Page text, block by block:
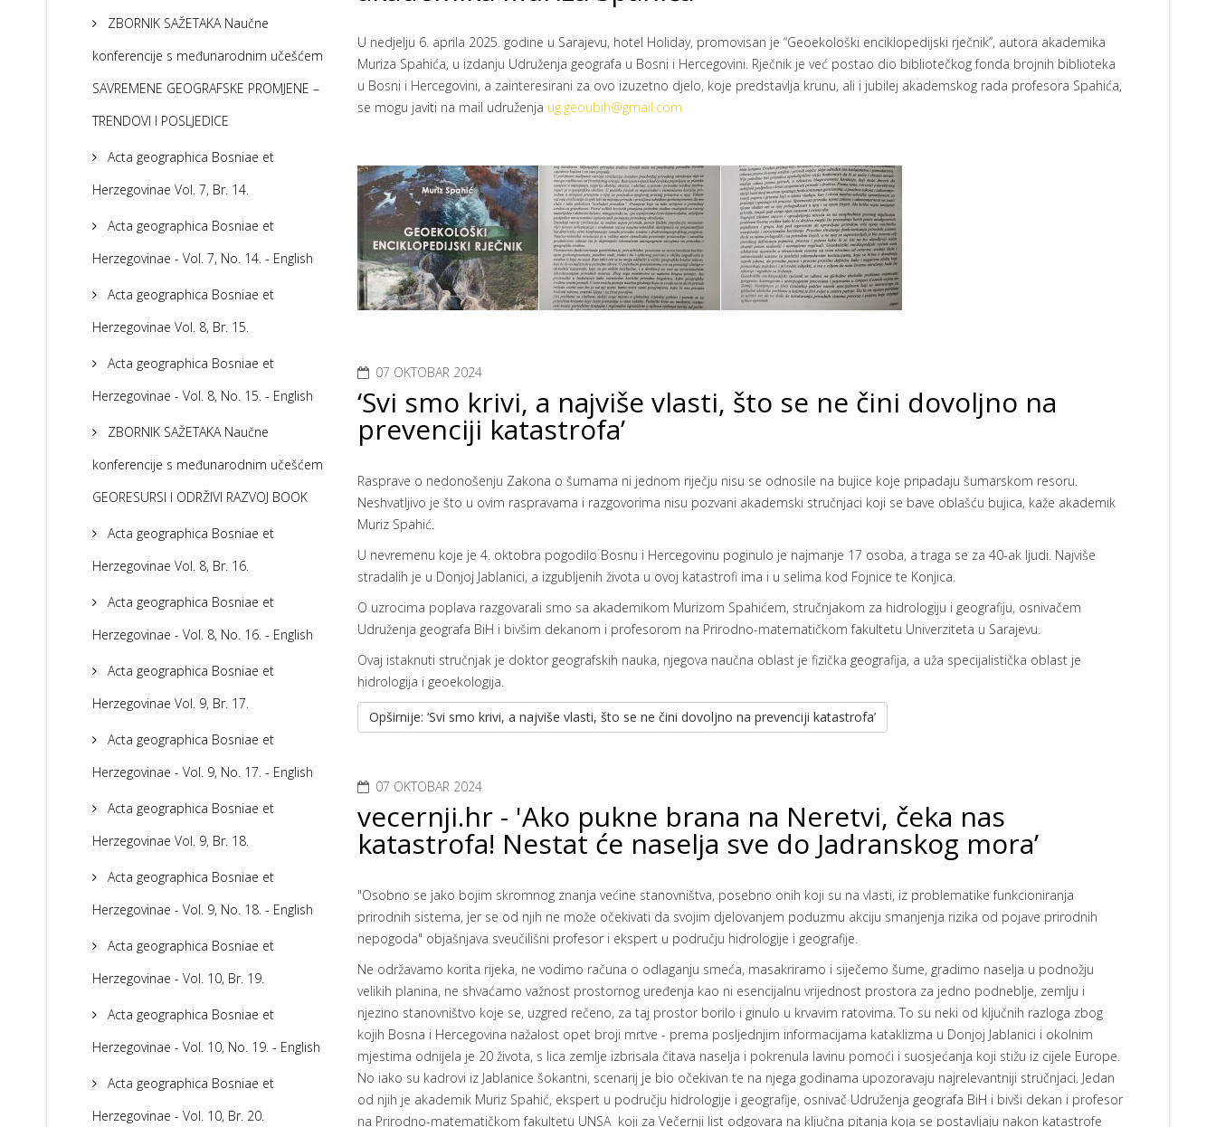
ZBORNIK SAŽETAKA Naučne
konferencije s međunarodnim učešćem
SAVREMENE GEOGRAFSKE PROMJENE –
TRENDOVI I POSLJEDICE
Acta geographica Bosniae et
Herzegovinae Vol. 7, Br. 14.
Acta geographica Bosniae et
Herzegovinae - Vol. 7, No. 14. - English
Acta geographica Bosniae et
Herzegovinae Vol. 8, Br. 15.
Acta geographica Bosniae et
Herzegovinae - Vol. 8, No. 15. - English
ZBORNIK SAŽETAKA Naučne
konferencije s međunarodnim učešćem
GEORESURSI I ODRŽIVI RAZVOJ BOOK
Acta geographica Bosniae et
Herzegovinae Vol. 8, Br. 16.
Acta geographica Bosniae et
Herzegovinae - Vol. 8, No. 16. - English
Acta geographica Bosniae et
Herzegovinae Vol. 9, Br. 17.
Acta geographica Bosniae et
Herzegovinae - Vol. 9, No. 17. - English
Acta geographica Bosniae et
Herzegovinae Vol. 9, Br. 18.
Acta geographica Bosniae et
Herzegovinae - Vol. 9, No. 18. - English
Acta geographica Bosniae et
Herzegovinae - Vol. 10, Br. 19.
Acta geographica Bosniae et
Herzegovinae - Vol. 10, No. 19. - English
Acta geographica Bosniae et
Herzegovinae - Vol. 10, Br. 20.
U nedjelju 6. aprila 2025. godine u Sarajevu, hotel Holiday, promovisan je “Geoekološki enciklopedijski rječnik”, autora akademika
Muriza Spahića, u izdanju Udruženja geografa u Bosni i Hercegovini. Rječnik je već postao dio bibliotečkog fonda brojnih biblioteka
u Bosni i Hercegovini, a zainteresirani za ovo izuzetno djelo, koje predstavlja krunu, ali i jubilej akademskog rada profesora Spahića,
se mogu javiti na mail udruženja ug.geoubih@gmail.com
07 OKTOBAR 2024
‘Svi smo krivi, a najviše vlasti, što se ne čini dovoljno na
prevenciji katastrofa’
Rasprave o nedonošenju Zakona o šumama ni jednom riječju nisu se odnosile na bujice koje pripadaju šumarskom resoru.
Neshvatljivo je što u ovim raspravama i razgovorima nisu pozvani akademski stručnjaci koji se bave oblašću bujica, kaže akademik
Muriz Spahić.
U nevremenu koje je 4. oktobra pogodilo Bosnu i Hercegovinu poginulo je najmanje 17 osoba, a traga se za 40-ak ljudi. Najviše
stradalih je u Donjoj Jablanici, a izgubljenih života u ovoj katastrofi ima i u selima kod Fojnice te Konjica.
O uzrocima poplava razgovarali smo sa akademikom Murizom Spahićem, stručnjakom za hidrologiju i geografiju, osnivačem
Udruženja geografa BiH i bivšim dekanom i profesorom na Prirodno-matematičkom fakultetu Univerziteta u Sarajevu.
Ovaj istaknuti stručnjak je doktor geografskih nauka, njegova naučna oblast je fizička geografija, a uža specijalistička oblast je
hidrologija i geoekologija.
Opširnije: ‘Svi smo krivi, a najviše vlasti, što se ne čini dovoljno na prevenciji katastrofa’
07 OKTOBAR 2024
vecernji.hr - 'Ako pukne brana na Neretvi, čeka nas
katastrofa! Nestat će naselja sve do Jadranskog mora’
"Osobno se jako bojim skromnog znanja većine stanovništva, posebno onih koji su na vlasti, iz problematike funkcioniranja
prirodnih sistema, jer se od njih ne može očekivati da svojim djelovanjem poduzmu akciju smanjenja rizika od pojave prirodnih
nepogoda" objašnjava sveučilišni profesor i ekspert u području hidrologije i geografije.
Ne održavamo korita rijeka, ne vodimo računa o odlaganju smeća, masakriramo i siječemo šume, gradimo naselja u podnožju
velikih planina, ne shvaćamo važnost prostornog uređenja kao ni esencijalnu vrijednost prostora za jedno podneblje, zemlju i
njezino stanovništvo koje se, uzgred rečeno, za taj prostor borilo i ginulo u krvavim ratovima. To su neki od ključnih razloga zbog
kojih Bosna i Hercegovina nažalost opet broji mrtve - prema posljednjim informacijama kataklizma u Donjoj Jablanici i okolnim
mjestima odnijela je 20 života, s lica zemlje izbrisala čitava naselja i pokrenula lavinu pomoći i suosjećanja koji stižu iz cijele Europe.
No iako su kadrovi iz Jablanice šokantni, scenarij je bio očekivan te na njega godinama upozoravaju najrelevantniji stručnjaci. Jedan
od njih je akademik Muriz Spahić, ekspert u području hidrologije i geografije, osnivač Udruženja geografa BiH i bivši dekan i profesor
na Prirodno-matematičkom fakultetu UNSA koji za Večernji list odgovara na ključna pitanja koja se postavljaju nakon katastrofe